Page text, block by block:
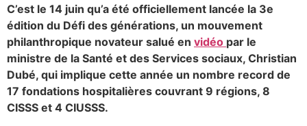
C’est le 14 juin qu’a été officiellement lancée la 3e
édition du Défi des générations, un mouvement
philanthropique novateur salué en vidéo par le
ministre de la Santé et des Services sociaux, Christian
Dubé, qui implique cette année un nombre record de
17 fondations hospitalières couvrant 9 régions, 8
CISSS et 4 CIUSSS.